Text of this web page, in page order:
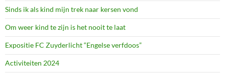
Sinds ik als kind mijn trek naar kersen vond
Om weer kind te zijn is het nooit te laat
Expositie FC Zuyderlicht “Engelse verfdoos”
Activiteiten 2024